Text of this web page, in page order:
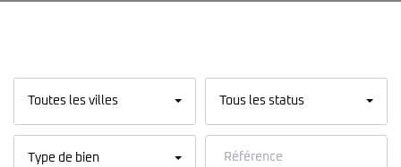
Toutes les villes Tous les status
Type de bien